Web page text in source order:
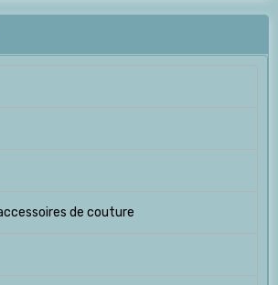
de couture